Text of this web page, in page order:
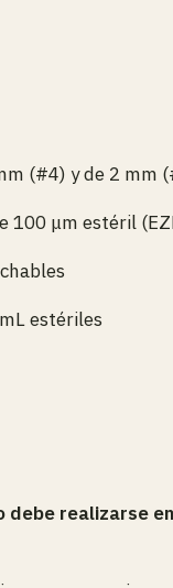
(#4) y de 2 mm
100 μm estéril
estériles
realizarse